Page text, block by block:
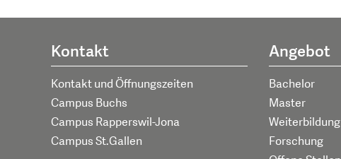
Kontakt
Kontakt und Öffnungszeiten
Campus Buchs
Campus Rapperswil-Jona
Campus St.Gallen
Angebot
Bachelor
Master
Weiterbildung
Forschung